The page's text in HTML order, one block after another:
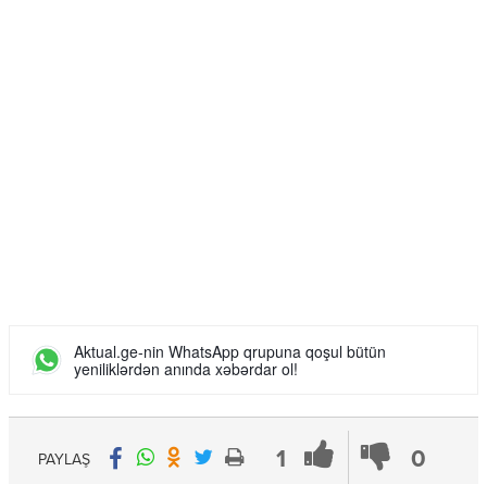
Aktual.ge-nin WhatsApp qrupuna qoşul bütün
yeniliklərdən anında xəbərdar ol!
1 0
PAYLAŞ